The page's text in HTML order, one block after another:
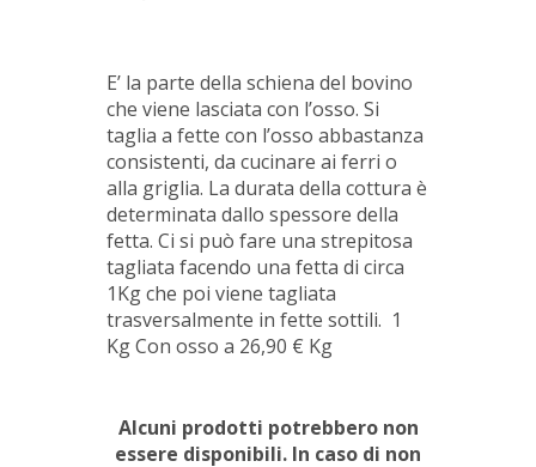
E’ la parte della schiena del bovino
che viene lasciata con l’osso. Si
taglia a fette con l’osso abbastanza
consistenti, da cucinare ai ferri o
alla griglia. La durata della cottura è
determinata dallo spessore della
fetta. Ci si può fare una strepitosa
tagliata facendo una fetta di circa
1Kg che poi viene tagliata
trasversalmente in fette sottili. 1
Kg Con osso a 26,90 € Kg
Alcuni prodotti potrebbero non
essere disponibili. In caso di non